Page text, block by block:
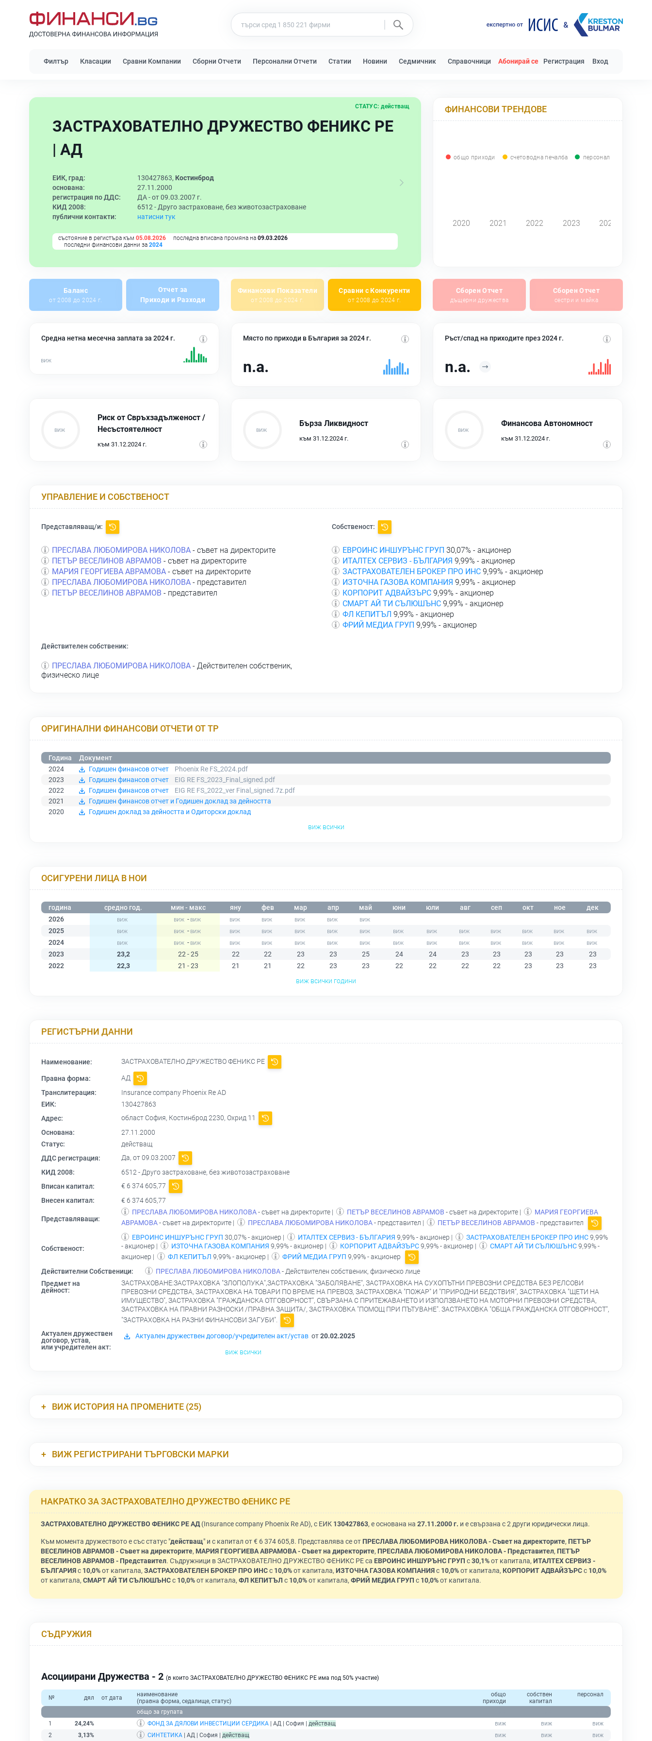
Филтър Класации Сравни Компании Сборни Отчети Персонални Отчети Статии Новини Седмичник Справочници Абонирай се Регистрация Вход
ЗАСТРАХОВАТЕЛНО ДРУЖЕСТВО ФЕНИКС РЕ
| АД
СТАТУС: действащ
ЕИК, град: 130427863, Костинброд
основана:
27.11.2000
регистрация по ДДС:
ДА - от 09.03.2007 г.
КИД 2008:
6512 - Друго застраховане, без животозастраховане
публични контакти:
натисни тук
състояние в регистъра към 05.08.2026 последна вписана промяна на 09.03.2026
последни финансови данни за 2024
ФИНАНСОВИ ТРЕНДОВЕ
общо приходи счетоводна печалба персонал
2020 2021 2022 2023 2024
Баланс
от 2008 до 2024 г.
Отчет за
Приходи и Разходи
Финансови Показатели
от 2008 до 2024 г.
Сравни с Конкуренти
от 2008 до 2024 г.
Сборен Отчет
дъщерни дружества
Сборен Отчет
сестри и майка
Средна нетна месечна заплата за 2024 г. Място по приходи в България за 2024 г.
n.a.
Ръст/спад на приходите през 2024 г.
n.a.
Риск от Свръхзадълженост /
Несъстоятелност
към 31.12.2024 г.
Бърза Ликвидност
към 31.12.2024 г.
Финансова Автономност
към 31.12.2024 г.
УПРАВЛЕНИЕ И СОБСТВЕНОСТ
Представляващ/и:
ПРЕСЛАВА ЛЮБОМИРОВА НИКОЛОВА - съвет на директорите
ПЕТЪР ВЕСЕЛИНОВ АВРАМОВ - съвет на директорите
МАРИЯ ГЕОРГИЕВА АВРАМОВА - съвет на директорите
ПРЕСЛАВА ЛЮБОМИРОВА НИКОЛОВА - представител
ПЕТЪР ВЕСЕЛИНОВ АВРАМОВ - представител
Собственост:
ЕВРОИНС ИНШУРЪНС ГРУП 30,07% - акционер
ИТАЛТЕХ СЕРВИЗ - БЪЛГАРИЯ 9,99% - акционер
ЗАСТРАХОВАТЕЛЕН БРОКЕР ПРО ИНС 9,99% - акционер
ИЗТОЧНА ГАЗОВА КОМПАНИЯ 9,99% - акционер
КОРПОРИТ АДВАЙЗЪРС 9,99% - акционер
СМАРТ АЙ ТИ СЪЛЮШЪНС 9,99% - акционер
ФЛ КЕПИТЪЛ 9,99% - акционер
ФРИЙ МЕДИА ГРУП 9,99% - акционер
Действителен собственик:
ПРЕСЛАВА ЛЮБОМИРОВА НИКОЛОВА - Действителен собственик,
физическо лице
ОРИГИНАЛНИ ФИНАНСОВИ ОТЧЕТИ ОТ ТР
Година
Документ
2024
Годишен финансов отчет
Phoenix Re FS_2024.pdf
2023
Годишен финансов отчет
EIG RE FS_2023_Final_signed.pdf
2022
Годишен финансов отчет
EIG RE FS_2022_ver Final_signed.7z.pdf
2021
Годишен финансов отчет и Годишен доклад за дейността
2020
Годишен доклад за дейността и Одиторски доклад
виж всички
ОСИГУРЕНИ ЛИЦА В НОИ
година средно год. мин - макс яну фев мар апр май юни юли авг сеп окт ное
дек
2026
-
2025
-
2024
-
2023
23,2 22 - 25 22 22 23 23 25 24 24 23 23 23 23
23
2022
22,3 21 - 23 21 21 22 23 23 22 22 22 22 23 23
23
виж всички години
РЕГИСТЪРНИ ДАННИ
Наименование: ЗАСТРАХОВАТЕЛНО ДРУЖЕСТВО ФЕНИКС РЕ
Правна форма:
АД
Транслитерация:
Insurance company Phoenix Re AD
ЕИК:
130427863
Адрес:
област София, Костинброд 2230, Охрид 11
Основана:
27.11.2000
Статус:
действащ
ДДС регистрация:
Да, от 09.03.2007
КИД 2008:
6512 - Друго застраховане, без животозастраховане
Вписан капитал:
€ 6 374 605,77
Внесен капитал:
€ 6 374 605,77
Представляващи:
ПРЕСЛАВА ЛЮБОМИРОВА НИКОЛОВА- съвет на директорите | ПЕТЪР ВЕСЕЛИНОВ АВРАМОВ - съвет на директорите |
МАРИЯ ГЕОРГИЕВА
АВРАМОВА- съвет на директорите | ПРЕСЛАВА ЛЮБОМИРОВА НИКОЛОВА- представител | ПЕТЪР ВЕСЕЛИНОВ АВРАМОВ - представител
Собственост:
ЕВРОИНС ИНШУРЪНС ГРУП 30,07% - акционер | ИТАЛТЕХ СЕРВИЗ - БЪЛГАРИЯ 9,99% - акционер | ЗАСТРАХОВАТЕЛЕН БРОКЕР ПРО ИНС9,99%
- акционер |
ИЗТОЧНА ГАЗОВА КОМПАНИЯ 9,99% - акционер | КОРПОРИТ АДВАЙЗЪРС9,99% - акционер | СМАРТ АЙ ТИ СЪЛЮШЪНС9,99% -
акционер |
ФЛ КЕПИТЪЛ 9,99% - акционер | ФРИЙ МЕДИА ГРУП 9,99% - акционер
Действителни Собственици:
ПРЕСЛАВА ЛЮБОМИРОВА НИКОЛОВА- Действителен собственик, физическо лице
Предмет на
дейност:
ЗАСТРАХОВАНЕ:ЗАСТРАХОВКА "ЗЛОПОЛУКА",ЗАСТРАХОВКА "ЗАБОЛЯВАНЕ", ЗАСТРАХОВКА НА СУХОПЪТНИ ПРЕВОЗНИ СРЕДСТВА БЕЗ РЕЛСОВИ
ПРЕВОЗНИ СРЕДСТВА, ЗАСТРАХОВКА НА ТОВАРИ ПО ВРЕМЕ НА ПРЕВОЗ, ЗАСТРАХОВКА "ПОЖАР" И "ПРИРОДНИ БЕДСТВИЯ", ЗАСТРАХОВКА "ЩЕТИ НА
ИМУЩЕСТВО", ЗАСТРАХОВКА "ГРАЖДАНСКА ОТГОВОРНОСТ", СВЪРЗАНА С ПРИТЕЖАВАНЕТО И ИЗПОЛЗВАНЕТО НА МОТОРНИ ПРЕВОЗНИ СРЕДСТВА,
ЗАСТРАХОВКА НА ПРАВНИ РАЗНОСКИ /ПРАВНА ЗАЩИТА/, ЗАСТРАХОВКА "ПОМОЩ ПРИ ПЪТУВАНЕ". ЗАСТРАХОВКА "ОБЩА ГРАЖДАНСКА ОТГОВОРНОСТ",
"ЗАСТРАХОВКА НА РАЗНИ ФИНАНСОВИ ЗАГУБИ".
Актуален дружествен
договор, устав,
или учредителен акт:
Актуален дружествен договор/учредителен акт/устав от20.02.2025
виж всички
ВИЖ ИСТОРИЯ НА ПРОМЕНИТЕ (25)
ВИЖ РЕГИСТРИРАНИ ТЪРГОВСКИ МАРКИ
НАКРАТКО ЗА ЗАСТРАХОВАТЕЛНО ДРУЖЕСТВО ФЕНИКС РЕ
ЗАСТРАХОВАТЕЛНО ДРУЖЕСТВО ФЕНИКС РЕ АД(Insurance company Phoenix Re AD), с ЕИК 130427863, е основана на 27.11.2000 г. и е свързана с 2 други юридически лица.
Към момента дружеството е със статус "действащ" и с капитал от € 6 374 605,8. Представлява се от ПРЕСЛАВА ЛЮБОМИРОВА НИКОЛОВА - Съвет на директорите, ПЕТЪР
ВЕСЕЛИНОВ АВРАМОВ - Съвет на директорите, МАРИЯ ГЕОРГИЕВА АВРАМОВА - Съвет на директорите, ПРЕСЛАВА ЛЮБОМИРОВА НИКОЛОВА - Представител, ПЕТЪР
ВЕСЕЛИНОВ АВРАМОВ - Представител. Съдружници в ЗАСТРАХОВАТЕЛНО ДРУЖЕСТВО ФЕНИКС РЕ са ЕВРОИНС ИНШУРЪНС ГРУП с30,1%от капитала, ИТАЛТЕХ СЕРВИЗ -
БЪЛГАРИЯс 10,0%от капитала, ЗАСТРАХОВАТЕЛЕН БРОКЕР ПРО ИНСс 10,0%от капитала, ИЗТОЧНА ГАЗОВА КОМПАНИЯс 10,0%от капитала, КОРПОРИТ АДВАЙЗЪРСс 10,0%
от капитала, СМАРТ АЙ ТИ СЪЛЮШЪНСс 10,0%от капитала, ФЛ КЕПИТЪЛ с 10,0%от капитала, ФРИЙ МЕДИА ГРУП с 10,0%от капитала.
СЪДРУЖИЯ
Асоциирани Дружества - 2 (в които ЗАСТРАХОВАТЕЛНО ДРУЖЕСТВО ФЕНИКС РЕ има под 50% участие)
№ дял от дата
наименование
(правна форма, седалище, статус)
общо
приходи
собствен
капитал
персонал
общо за групата
1
24,24% ФОНД ЗА ДЯЛОВИ ИНВЕСТИЦИИ СЕРДИКА | АД | София | действащ
2
3,13% СИНТЕТИКА | АД | София | действащ